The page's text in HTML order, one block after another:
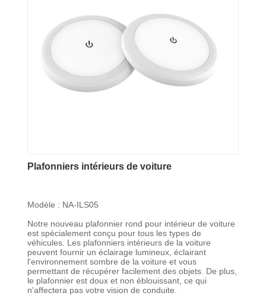
Plafonniers intérieurs de voiture
Modèle : NA-ILS05
Notre nouveau plafonnier rond pour intérieur de voiture
est spécialement conçu pour tous les types de
véhicules. Les plafonniers intérieurs de la voiture
peuvent fournir un éclairage lumineux, éclairant
l'environnement sombre de la voiture et vous
permettant de récupérer facilement des objets. De plus,
le plafonnier est doux et non éblouissant, ce qui
n'affectera pas votre vision de conduite.